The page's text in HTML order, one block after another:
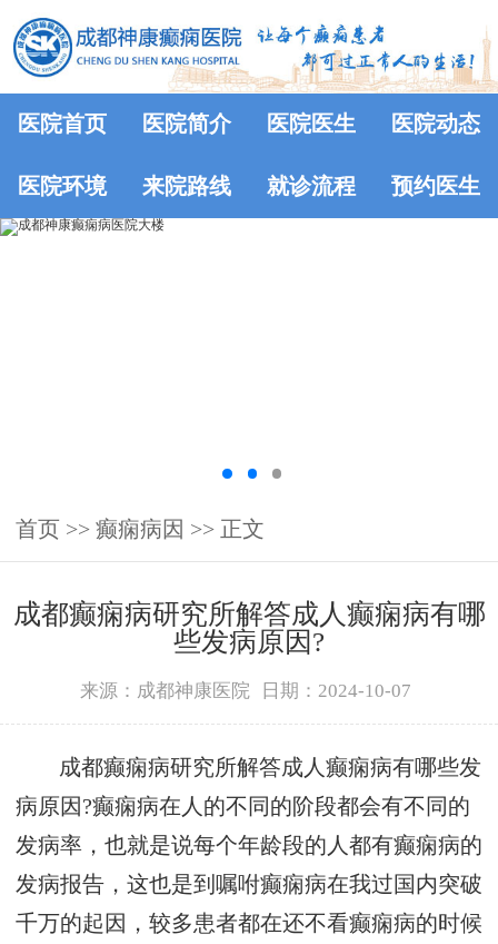
医院首页 医院简介 医院医生 医院动态
医院环境 来院路线 就诊流程 预约医生
首页 >> 癫痫病因 >> 正文
成都癫痫病研究所解答成人癫痫病有哪
些发病原因?
来源：成都神康医院 日期：2024-10-07
成都癫痫病研究所解答成人癫痫病有哪些发
病原因?癫痫病在人的不同的阶段都会有不同的
发病率，也就是说每个年龄段的人都有癫痫病的
发病报告，这也是到嘱咐癫痫病在我过国内突破
千万的起因，较多患者都在还不看癫痫病的时候